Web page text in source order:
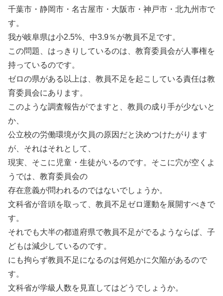
千葉市・静岡市・名古屋市・大阪市・神戸市・北九州市で
す。
我が岐阜県は小2.5%、中3.9％が教員不足です。
この問題、はっきりしているのは、教育委員会が人事権を
持っているのです。
ゼロの県がある以上は、教員不足を起こしている責任は教
育委員会にあります。
このような調査報告がでますと、教員の成り手が少ないと
か、
公立校の労働環境が欠員の原因だと決めつけたがります
が、それはそれとして、
現実、そこに児童・生徒がいるのです。そこに穴が空くよ
うでは、教育委員会の
存在意義が問われるのではないでしょうか。
文科省が音頭を取って、教員不足ゼロ運動を展開すべきで
す。
それでも大半の都道府県で教員不足がでるようならば、子
どもは減少しているのです。
にも拘らず教員不足になるのは何処かに欠陥があるので
す。
文科省が学級人数を見直してはどうでしょうか。